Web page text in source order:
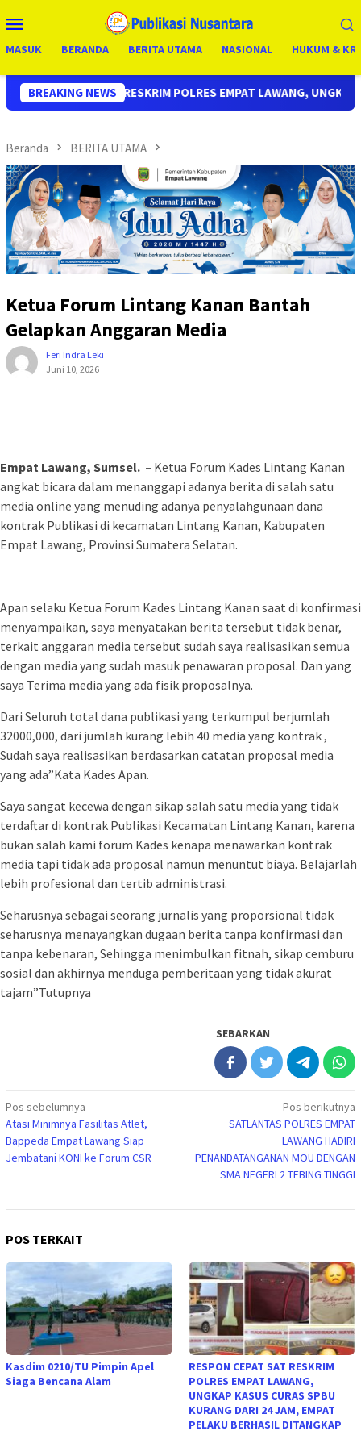
ke
Mobile
MASUK BERANDA BERITA UTAMA NASIONAL HUKUM &
BREAKING NEWS
POLRES EMPAT LAWANG, UNGKAP KASUS CURAS SPBU
Beranda BERITA UTAMA
Ketua Forum Lintang Kanan Bantah
Gelapkan Anggaran Media
Feri Indra Leki
Juni 10, 2026
Empat Lawang, Sumsel. – Ketua Forum Kades Lintang Kanan
angkat bicara dalam menanggapi adanya berita di salah satu
media online yang menuding adanya penyalahgunaan dana
kontrak Publikasi di kecamatan Lintang Kanan, Kabupaten
Empat Lawang, Provinsi Sumatera Selatan.
Apan selaku Ketua Forum Kades Lintang Kanan saat di konfirmasi
menyampaikan, saya menyatakan berita tersebut tidak benar,
terkait anggaran media tersebut sudah saya realisasikan semua
dengan media yang sudah masuk penawaran proposal. Dan yang
saya Terima media yang ada fisik proposalnya.
Dari Seluruh total dana publikasi yang terkumpul berjumlah
32000,000, dari jumlah kurang lebih 40 media yang kontrak ,
Sudah saya realisasikan berdasarkan catatan proposal media
yang ada”Kata Kades Apan.
Saya sangat kecewa dengan sikap salah satu media yang tidak
terdaftar di kontrak Publikasi Kecamatan Lintang Kanan, karena
bukan salah kami forum Kades kenapa menawarkan kontrak
media tapi tidak ada proposal namun menuntut biaya. Belajarlah
lebih profesional dan tertib administrasi.
Seharusnya sebagai seorang jurnalis yang proporsional tidak
seharusnya menayangkan dugaan berita tanpa konfirmasi dan
tanpa kebenaran, Sehingga menimbulkan fitnah, sikap cemburu
sosial dan akhirnya menduga pemberitaan yang tidak akurat
tajam”Tutupnya
SEBARKAN
Navigasi
pos
Pos sebelumnya
Atasi Minimnya Fasilitas Atlet,
Bappeda Empat Lawang Siap
Jembatani KONI ke Forum CSR
Pos berikutnya
SATLANTAS POLRES EMPAT
LAWANG HADIRI
PENANDATANGANAN MOU DENGAN
SMA NEGERI 2 TEBING TINGGI
POS TERKAIT
Kasdim 0210/TU Pimpin Apel
Siaga Bencana Alam
RESPON CEPAT SAT RESKRIM
POLRES EMPAT LAWANG,
UNGKAP KASUS CURAS SPBU
KURANG DARI 24 JAM, EMPAT
PELAKU BERHASIL DITANGKAP